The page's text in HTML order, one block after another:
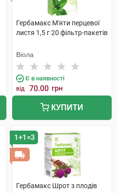
Гербамакс М'яти перцевої
листя 1,5 г 20 фільтр-пакетів
Віола
Є в наявності
від 70.00 грн
КУПИТИ
1+1=3
Гербамакс Шрот з плодів